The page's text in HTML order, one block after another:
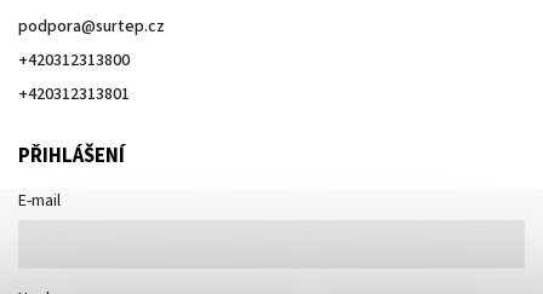
podpora@surtep.cz
+420312313800
+420312313801
PŘIHLÁŠENÍ
E-mail